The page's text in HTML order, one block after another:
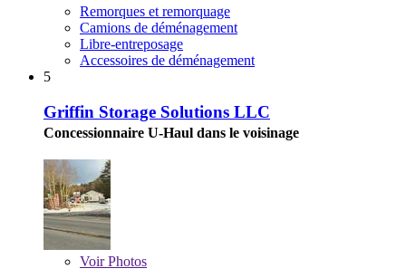
Remorques et remorquage
Camions de déménagement
Libre-entreposage
Accessoires de déménagement
5
Griffin Storage Solutions LLC
Concessionnaire U-Haul dans le voisinage
VoirPhotos